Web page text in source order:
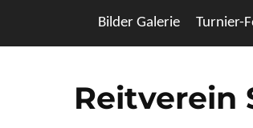
Header Top
Bilder Galerie Turnier-
Reitverein